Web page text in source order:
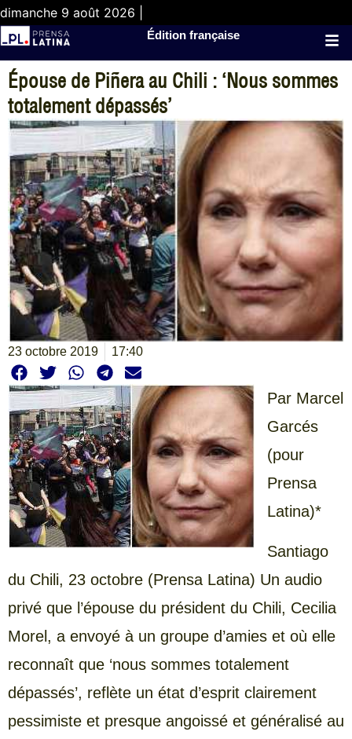
dimanche 9 août 2026 |
Édition française
Épouse de Piñera au Chili : ‘Nous sommes
totalement dépassés’
23 octobre 2019 17:40
Par Marcel
Garcés
(pour
Prensa
Latina)*
Santiago
du Chili, 23 octobre (Prensa Latina) Un audio
privé que l’épouse du président du Chili, Cecilia
Morel, a envoyé à un groupe d’amies et où elle
reconnaît que ‘nous sommes totalement
dépassés’, reflète un état d’esprit clairement
pessimiste et presque angoissé et généralisé au